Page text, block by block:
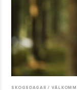
SKOGSDAGAR /